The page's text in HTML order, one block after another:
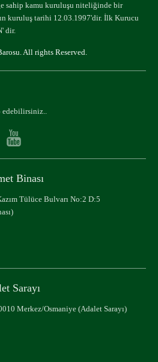
sahip kamu kuruluşu niteliğinde bir
kuruluş tarihi 12.03.1997'dir. İlk Kurucu
dir.
All rights Reserved.
edebilirsiniz..
Binası
Tülüce Bulvarı No:2 D:5
Sarayı
Merkez/Osmaniye (Adalet Sarayı)